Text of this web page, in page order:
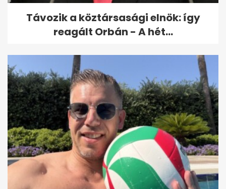
Távozik a köztársasági elnök: így
reagált Orbán - A hét...